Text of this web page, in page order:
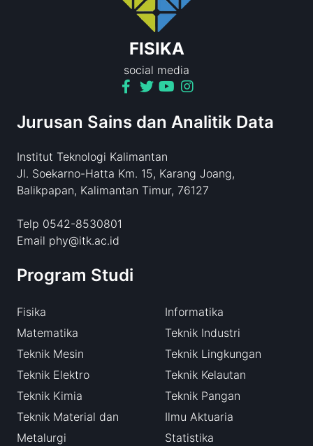
FISIKA
social media
Jurusan Sains dan Analitik Data
Institut Teknologi Kalimantan
Jl. Soekarno-Hatta Km. 15, Karang Joang,
Balikpapan, Kalimantan Timur, 76127
Telp 0542-8530801
Email phy@itk.ac.id
Program Studi
Fisika
Matematika
Teknik Mesin
Teknik Elektro
Teknik Kimia
Teknik Material dan
Metalurgi
Informatika
Teknik Industri
Teknik Lingkungan
Teknik Kelautan
Teknik Pangan
Ilmu Aktuaria
Statistika